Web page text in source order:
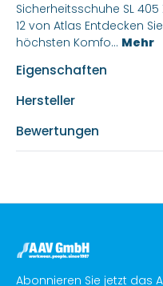
Sicherheitsschuhe SL 405
12 von Atlas Entdecken
höchsten Komfo… Mehr
Eigenschaften
Hersteller
Bewertungen
Abonnieren Sie jetzt das